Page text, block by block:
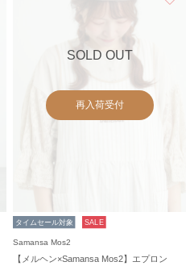
SOLD OUT
再入荷受付
タイムセール対象 SALE
Samansa Mos2
【メルヘン×Samansa Mos2】エプロン